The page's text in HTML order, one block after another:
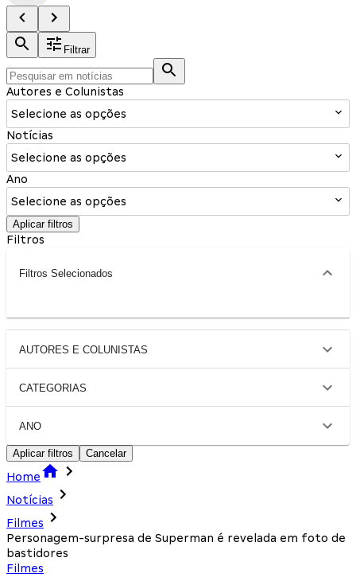
Filtrar
Autores e Colunistas
Selecione as opções
Notícias
Selecione as opções
Ano
Selecione as opções
Aplicar filtros
Filtros
Filtros Selecionados
AUTORES E COLUNISTAS
CATEGORIAS
ANO
Aplicar filtros Cancelar
Home
Notícias
Filmes
Personagem-surpresa de Superman é revelada em foto de
bastidores
Filmes